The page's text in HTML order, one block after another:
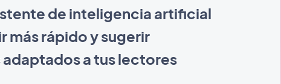
de inteligencia artificial
más rápido y sugerir
a tus lectores